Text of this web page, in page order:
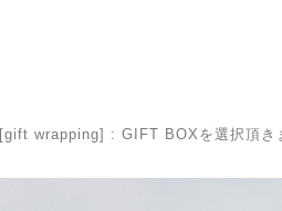
[gift wrapping] : GIFT BOXを選択頂き